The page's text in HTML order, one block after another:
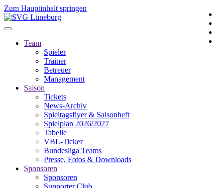
Zum Hauptinhalt springen
Team
Spieler
Trainer
Betreuer
Management
Saison
Tickets
News-Archiv
Spieltagsflyer & Saisonheft
Spielplan 2026/2027
Tabelle
VBL-Ticker
Bundesliga Teams
Presse, Fotos & Downloads
Sponsoren
Sponsoren
Supporter Club